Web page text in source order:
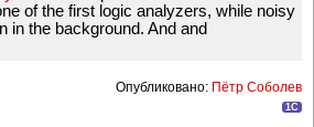
of the first logic analyzers, while noisy
in the background. And and
Опубликовано: Пётр Соболев
1C